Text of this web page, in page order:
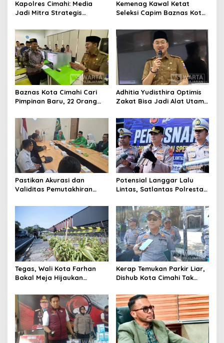
Kapolres Cimahi: Media
Jadi Mitra Strategis
Publik
Kemenag Kawal Ketat
Seleksi Capim Baznas Kota
Komisioner Baznas
Berintegritas
Baznas Kota Cimahi Cari
Pimpinan Baru, 22 Orang
Adhitia Yudisthira Optimis
Zakat Bisa Jadi Alat Utama
Kota Cimahi
Pastikan Akurasi dan
Validitas Pemutakhiran
Cimahi Lakukan
Potensial Langgar Lalu
Lintas, Satlantas Polresta
Motor Berknalpot Brong
Tegas, Wali Kota Farhan
Bakal Meja Hijaukan
Riau
Kerap Temukan Parkir Liar,
Dishub Kota Cimahi Tak
Pembinaan